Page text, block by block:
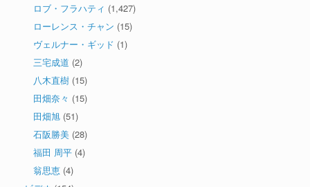
ロブ・フラハティ (1,427)
ローレンス・チャン (15)
ヴェルナー・ギッド (1)
三宅成道 (2)
八木直樹 (15)
田畑奈々 (15)
田畑旭 (51)
石阪勝美 (28)
福田 周平 (4)
翁思恵 (4)